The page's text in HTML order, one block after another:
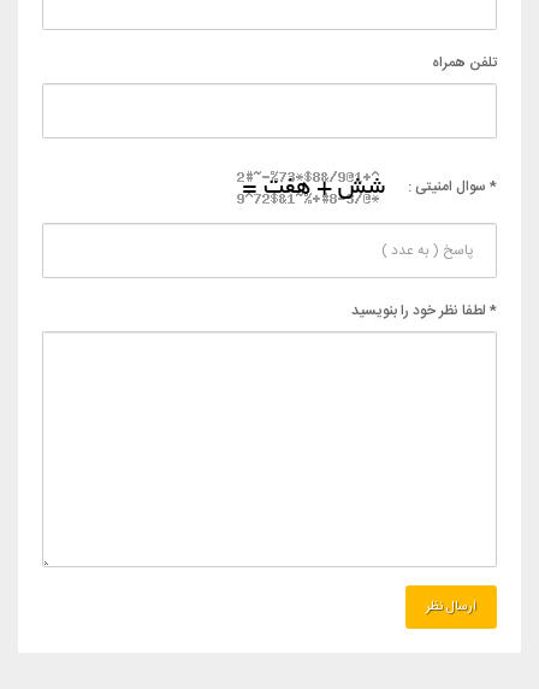
تلفن همراه
* سوال امنیتی :
* لطفا نظر خود را بنویسید